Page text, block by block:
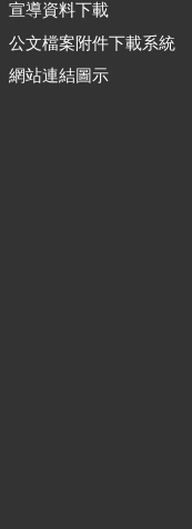
宣導資料下載
公文檔案附件下載系統
網站連結圖示